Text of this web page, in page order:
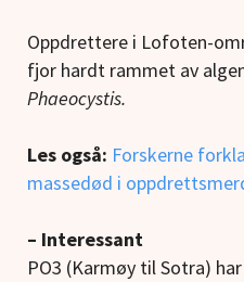
Oppdrettere i Lofoten-
fjor hardt rammet av
Phaeocystis.
Les også: Forskerne
massedød i
– Interessant
PO3 (Karmøy til Sotra)